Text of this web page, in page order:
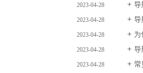
2023-04-28 导
2023-04-28 导
2023-04-28 为
2023-04-28 导
2023-04-28 常